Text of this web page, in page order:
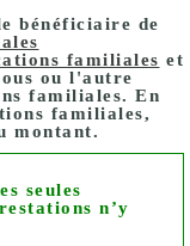
bénéficiaire de
familiales et
ou l'autre
familiales. En
familiales,
montant.
seules
n’y